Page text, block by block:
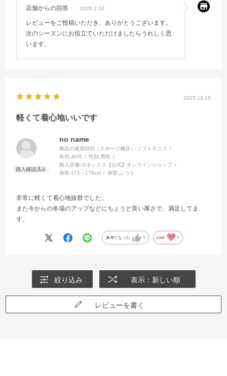
店舗からの回答 2026.2.12
レビューをご投稿いただき、ありがとうございます。
次のシーズンにお役立ていただけましたらうれしく思
います。
2025.12.15
軽くて着心地いいです
no name
商品の使用目的（スポーツ種目）:ソフトテニス
年代:40代 性別:男性
購入店舗: ヨネックス【公式】オンラインショップ
身長:171～175cm 体型: ふつう
非常に軽くて着心地抜群でした。
また今からの冬場のアップなどにちょうど良い厚さで、満足してま
す。
参考になった 0 Like! 0
絞り込み 表示：新しい順
レビューを書く